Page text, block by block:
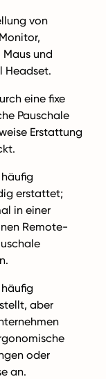
von
Maus und
Headset.
eine fixe
Pauschale
Erstattung
erstattet;
in einer
Remote-
aber
oder
an.